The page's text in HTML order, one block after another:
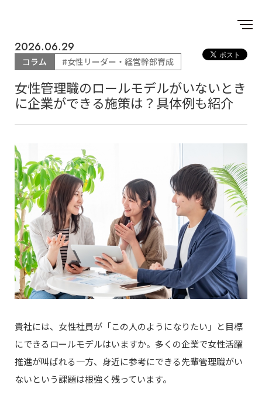
2026.06.29
コラム #女性リーダー・経営幹部育成
女性管理職のロールモデルがいないとき
に企業ができる施策は？具体例も紹介
貴社には、女性社員が「この人のようになりたい」と目標
にできるロールモデルはいますか。多くの企業で女性活躍
推進が叫ばれる一方、身近に参考にできる先輩管理職がい
ないという課題は根強く残っています。